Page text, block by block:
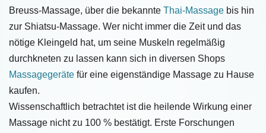
Breuss-Massage, über die bekannte Thai-Massage bis hin
zur Shiatsu-Massage. Wer nicht immer die Zeit und das
nötige Kleingeld hat, um seine Muskeln regelmäßig
durchkneten zu lassen kann sich in diversen Shops
Massagegeräte für eine eigenständige Massage zu Hause
kaufen.
Wissenschaftlich betrachtet ist die heilende Wirkung einer
Massage nicht zu 100 % bestätigt. Erste Forschungen